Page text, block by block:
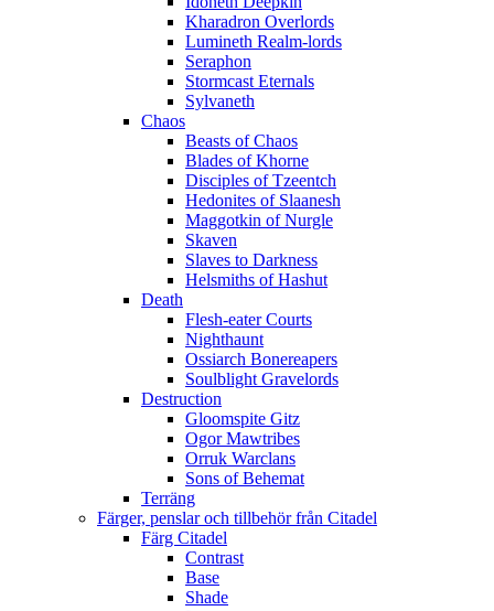
Kharadron Overlords
Lumineth Realm-lords
Seraphon
Stormcast Eternals
Sylvaneth
Chaos
Beasts of Chaos
Blades of Khorne
Disciples of Tzeentch
Hedonites of Slaanesh
Maggotkin of Nurgle
Skaven
Slaves to Darkness
Helsmiths of Hashut
Death
Flesh-eater Courts
Nighthaunt
Ossiarch Bonereapers
Soulblight Gravelords
Destruction
Gloomspite Gitz
Ogor Mawtribes
Orruk Warclans
Sons of Behemat
Terräng
Färger, penslar och tillbehör från Citadel
Färg Citadel
Contrast
Base
Shade